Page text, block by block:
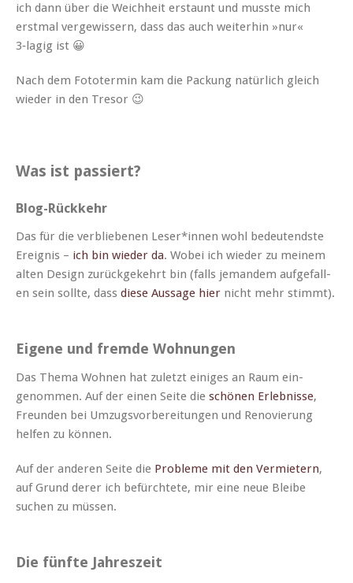
ich dann über die Weich­heit erstaunt und musste mich
erst­mal vergewis­sern, dass das auch weit­er­hin »nur«
3‑lagig ist 😀
Nach dem Fototer­min kam die Pack­ung natür­lich gle­ich
wieder in den Tresor 😉
Was ist passiert?
Blog-Rückkehr
Das für die verbliebe­nen Leser*innen wohl bedeu­tend­ste
Ereig­nis – ich bin wieder da. Wobei ich wieder zu meinem
alten Design zurück­gekehrt bin (falls jeman­dem aufge­fall­
en sein sollte, dass diese Aus­sage hier nicht mehr stimmt).
Eigene und fremde Wohnungen
Das The­ma Wohnen hat zulet­zt einiges an Raum ein­
genom­men. Auf der einen Seite die schö­nen Erleb­nisse,
Fre­un­den bei Umzugsvor­bere­itun­gen und Ren­ovierung
helfen zu können.
Auf der anderen Seite die Prob­leme mit den Ver­mi­etern,
auf Grund der­er ich befürchtete, mir eine neue Bleibe
suchen zu müssen.
Die fünfte Jahreszeit